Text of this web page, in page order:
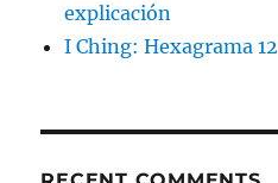
explicación
I Ching: Hexagrama 12